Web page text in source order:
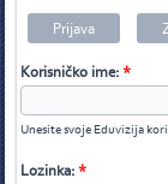
Prijava
Korisničko ime:*
Unesite svoje Eduvizija
Lozinka:*